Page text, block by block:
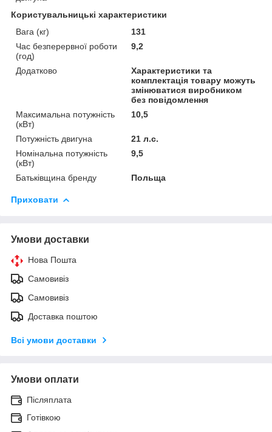
Користувальницькі характеристики
Вага (кг)
131
Час безперервної роботи
(год)
9,2
Додатково
Характеристики та
комплектація товару можуть
змінюватися виробником
без повідомлення
Максимальна потужність
(кВт)
10,5
Потужність двигуна
21 л.с.
Номінальна потужність
(кВт)
9,5
Батьківщина бренду Польща
Приховати
Умови доставки
Нова Пошта
Самовивіз
Самовивіз
Доставка поштою
Всі умови доставки
Умови оплати
Післяплата
Готівкою